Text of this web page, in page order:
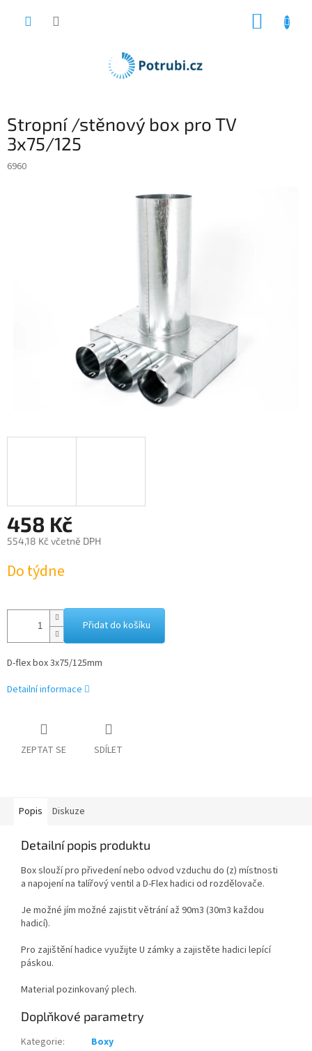
Stropní /stěnový box pro TV
3x75/125
6960
458 Kč
554,18 Kč včetně DPH
cena:
Do týdne
Přidat do košíku
D-flex box 3x75/125mm
Detailní informace
ZEPTAT SE SDÍLET
Popis Diskuze
Detailní popis produktu
Box slouží pro přivedení nebo odvod vzduchu do (z) místnosti
a napojení na talířový ventil a D-Flex hadici od rozdělovače.
Je možné jím možné zajistit větrání až 90m3 (30m3 každou
hadicí).
Pro zajištění hadice využijte U zámky a zajistěte hadici lepící
páskou.
Material pozinkovaný plech.
Doplňkové parametry
Kategorie:
Boxy